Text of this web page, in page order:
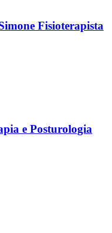
Fisioterapista
e Posturologia